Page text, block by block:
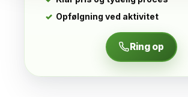
Opfølgning ved aktivitet
Ring op